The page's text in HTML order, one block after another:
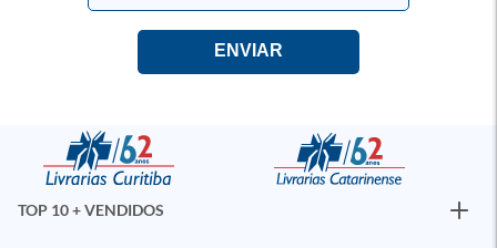
TOP 10 + VENDIDOS